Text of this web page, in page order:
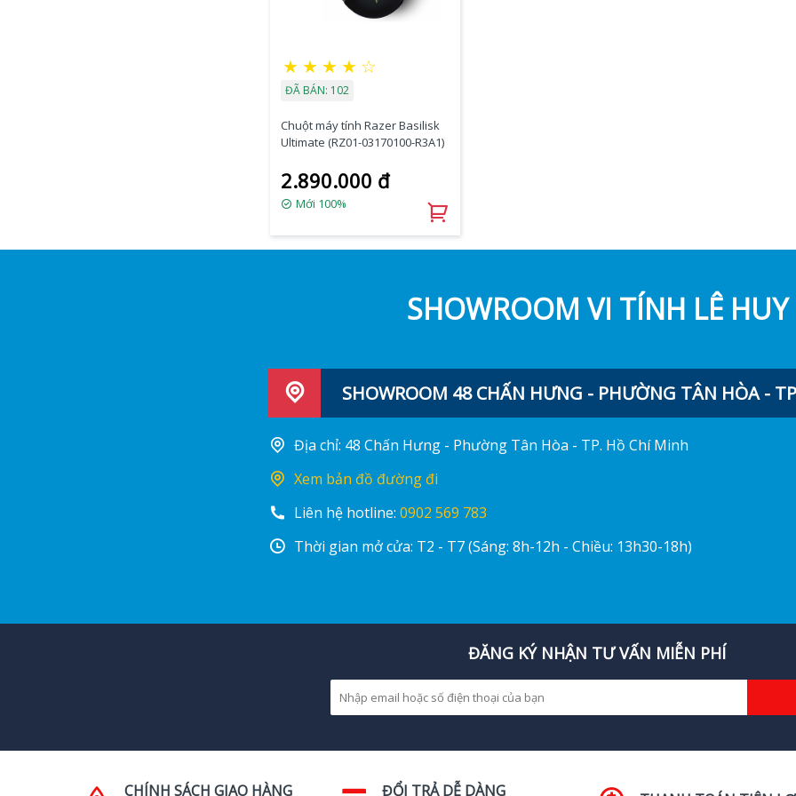
★ ★ ★ ★ ☆
ĐÃ BÁN: 102
Chuột máy tính Razer Basilisk
Ultimate (RZ01-03170100-R3A1)
2.890.000 đ
Mới 100%
SHOWROOM VI TÍNH LÊ HUY
SHOWROOM 48 CHẤN HƯNG - PHƯỜNG TÂN HÒA -
Địa chỉ: 48 Chấn Hưng - Phường Tân Hòa - TP. Hồ Chí Minh
Xem bản đồ đường đi
Liên hệ hotline: 0902 569 783
Thời gian mở cửa: T2 - T7 (Sáng: 8h-12h - Chiều: 13h30-18h)
ĐĂNG KÝ NHẬN TƯ VẤN MIỄN PHÍ
CHÍNH SÁCH GIAO HÀNG ĐỔI TRẢ DỄ DÀNG